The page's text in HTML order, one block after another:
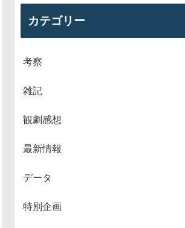
カテゴリー
考察
雑記
観劇感想
最新情報
データ
特別企画